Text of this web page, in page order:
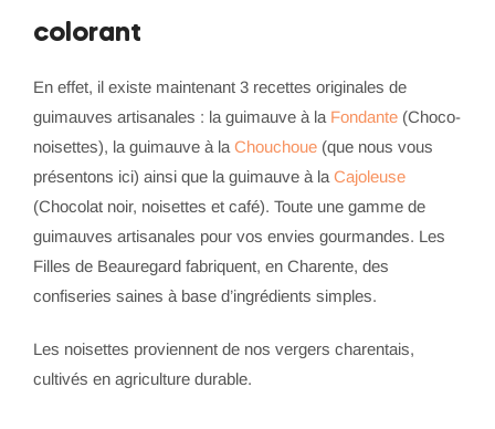
colorant
En effet, il existe maintenant 3 recettes originales de
guimauves artisanales : la guimauve à la Fondante (Choco-
noisettes), la guimauve à la Chouchoue (que nous vous
présentons ici) ainsi que la guimauve à la Cajoleuse
(Chocolat noir, noisettes et café). Toute une gamme de
guimauves artisanales pour vos envies gourmandes. Les
Filles de Beauregard fabriquent, en Charente, des
confiseries saines à base d’ingrédients simples.
Les noisettes proviennent de nos vergers charentais,
cultivés en agriculture durable.